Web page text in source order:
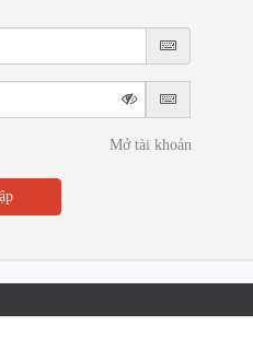
Mở tài khoản